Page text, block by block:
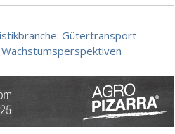
Gütertransport